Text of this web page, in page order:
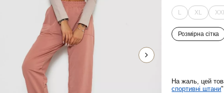
L XL
Розмірна сітка
На жаль, цей
спортивні штани